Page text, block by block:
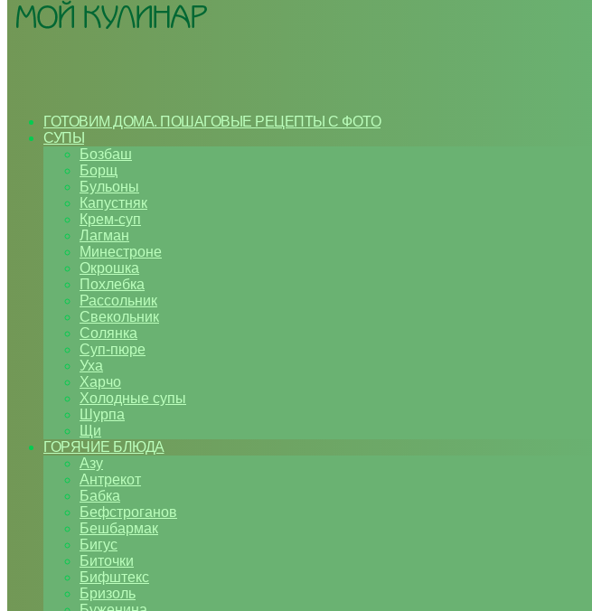
ГОТОВИМ ДОМА. ПОШАГОВЫЕ РЕЦЕПТЫ С ФОТО
СУПЫ
Бозбаш
Борщ
Бульоны
Капустняк
Крем-суп
Лагман
Минестроне
Окрошка
Похлебка
Рассольник
Свекольник
Солянка
Суп-пюре
Уха
Харчо
Холодные супы
Шурпа
Щи
ГОРЯЧИЕ БЛЮДА
Азу
Антрекот
Бабка
Бефстроганов
Бешбармак
Бигус
Биточки
Бифштекс
Бризоль